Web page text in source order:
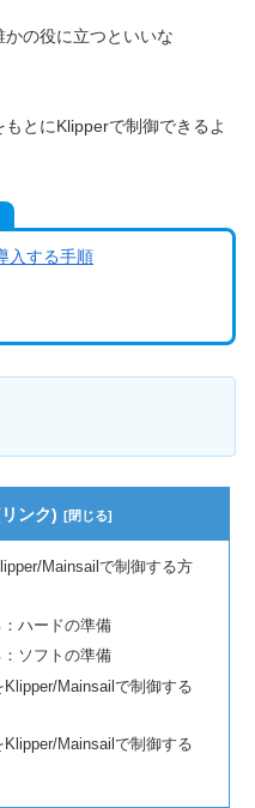
かの役に立つといいな
もとにKlipperで制御できるよ
入する手順
ンク)
Mainsailで制御する方
ハードの準備
ソフトの準備
Mainsailで制御する
Mainsailで制御する